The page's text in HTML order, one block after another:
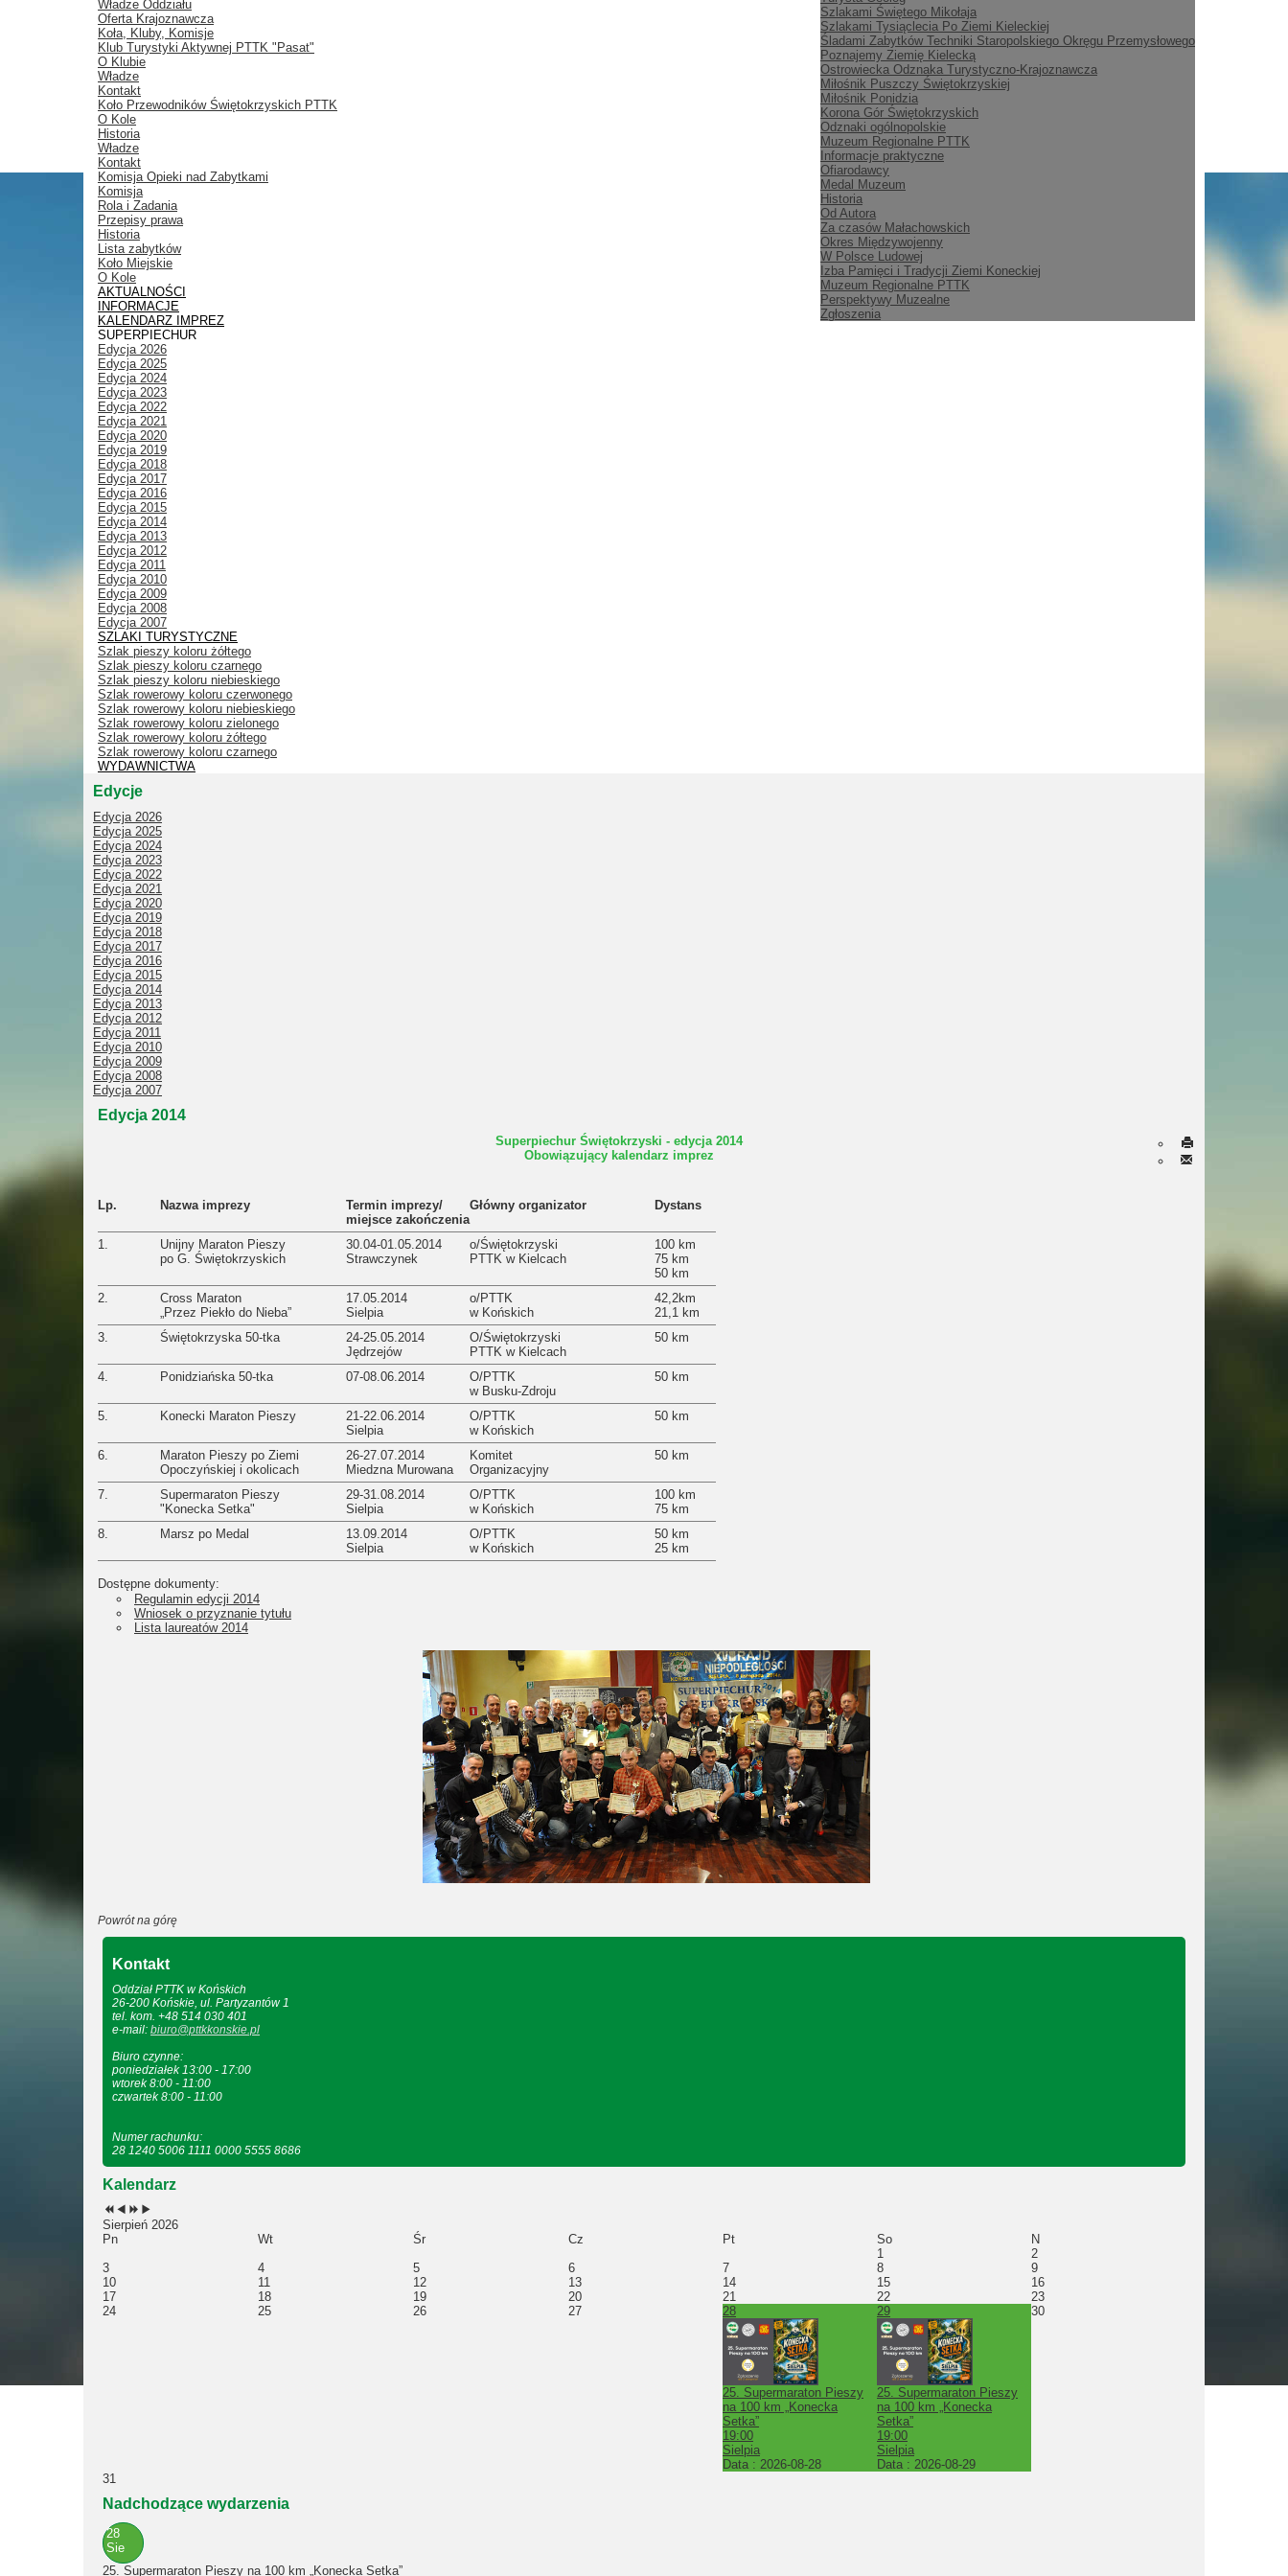
Szlakami Świętego Mikołaja
Szlakami Tysiąclecia Po Ziemi Kieleckiej
Śladami Zabytków Techniki Staropolskiego Okręgu Przemysłowego
Poznajemy Ziemię Kielecką
Ostrowiecka Odznaka Turystyczno-Krajoznawcza
Miłośnik Puszczy Świętokrzyskiej
Miłośnik Ponidzia
Korona Gór Świętokrzyskich
Odznaki ogólnopolskie
Muzeum Regionalne PTTK
Informacje praktyczne
Ofiarodawcy
Medal Muzeum
Historia
Od Autora
Za czasów Małachowskich
Okres Międzywojenny
W Polsce Ludowej
Izba Pamięci i Tradycji Ziemi Koneckiej
Muzeum Regionalne PTTK
Perspektywy Muzealne
Zgłoszenia
Władze Oddziału
Oferta Krajoznawcza
Koła, Kluby, Komisje
Klub Turystyki Aktywnej PTTK "Pasat"
O Klubie
Władze
Kontakt
Koło Przewodników Świętokrzyskich PTTK
O Kole
Historia
Władze
Kontakt
Komisja Opieki nad Zabytkami
Komisja
Rola i Zadania
Przepisy prawa
Historia
Lista zabytków
Koło Miejskie
O Kole
AKTUALNOŚCI
INFORMACJE
KALENDARZ IMPREZ
SUPERPIECHUR
Edycja 2026
Edycja 2025
Edycja 2024
Edycja 2023
Edycja 2022
Edycja 2021
Edycja 2020
Edycja 2019
Edycja 2018
Edycja 2017
Edycja 2016
Edycja 2015
Edycja 2014
Edycja 2013
Edycja 2012
Edycja 2011
Edycja 2010
Edycja 2009
Edycja 2008
Edycja 2007
SZLAKI TURYSTYCZNE
Szlak pieszy koloru żółtego
Szlak pieszy koloru czarnego
Szlak pieszy koloru niebieskiego
Szlak rowerowy koloru czerwonego
Szlak rowerowy koloru niebieskiego
Szlak rowerowy koloru zielonego
Szlak rowerowy koloru żółtego
Szlak rowerowy koloru czarnego
WYDAWNICTWA
Edycje
Edycja 2026
Edycja 2025
Edycja 2024
Edycja 2023
Edycja 2022
Edycja 2021
Edycja 2020
Edycja 2019
Edycja 2018
Edycja 2017
Edycja 2016
Edycja 2015
Edycja 2014
Edycja 2013
Edycja 2012
Edycja 2011
Edycja 2010
Edycja 2009
Edycja 2008
Edycja 2007
Edycja 2014
Superpiechur Świętokrzyski - edycja 2014
Obowiązujący kalendarz imprez
Lp. Nazwa imprezy
Termin imprezy/
miejsce zakończenia
Główny organizator Dystans
1.
Unijny Maraton Pieszy
po G. Świętokrzyskich
30.04-01.05.2014
Strawczynek
o/Świętokrzyski
PTTK w Kielcach
100 km
75 km
50 km
2.
Cross Maraton
„Przez Piekło do Nieba”
17.05.2014
Sielpia
o/PTTK
w Końskich
42,2km
21,1 km
3.
Świętokrzyska 50-tka
24-25.05.2014
Jędrzejów
O/Świętokrzyski
PTTK w Kielcach
50 km
4. Ponidziańska 50-tka 07-08.06.2014
O/PTTK
w Busku-Zdroju
50 km
5. Konecki Maraton Pieszy
21-22.06.2014
Sielpia
O/PTTK
w Końskich
50 km
6.
Maraton Pieszy po Ziemi
Opoczyńskiej i okolicach
26-27.07.2014
Miedzna Murowana
Komitet
Organizacyjny
50 km
7.
Supermaraton Pieszy
"Konecka Setka"
29-31.08.2014
Sielpia
O/PTTK
w Końskich
100 km
75 km
8.
Marsz po Medal
13.09.2014
Sielpia
O/PTTK
w Końskich
50 km
25 km
Dostępne dokumenty:
Regulamin edycji 2014
Wniosek o przyznanie tytułu
Lista laureatów 2014
Powrót na górę
Kontakt
Oddział PTTK w Końskich
26-200 Końskie, ul. Partyzantów 1
tel. kom. +48 514 030 401
e-mail: biuro@pttkkonskie.pl
Biuro czynne:
poniedziałek 13:00 - 17:00
wtorek 8:00 - 11:00
czwartek 8:00 - 11:00
Numer rachunku:
28 1240 5006 1111 0000 5555 8686
Kalendarz
Sierpień 2026
Pn
Wt Śr Cz Pt So
N
1
2
3
4 5 6 7 8
9
10
11 12 13 14 15
16
17
18 19 20 21 22
23
24
25 26 27 28
25. Supermaraton Pieszy
na 100 km „Konecka
Setka”
19:00
Sielpia
Data : 2026-08-28
29
25. Supermaraton Pieszy
na 100 km „Konecka
Setka”
19:00
Sielpia
Data : 2026-08-29
30
31
Nadchodzące wydarzenia
28
Sie
25. Supermaraton Pieszy na 100 km „Konecka Setka”